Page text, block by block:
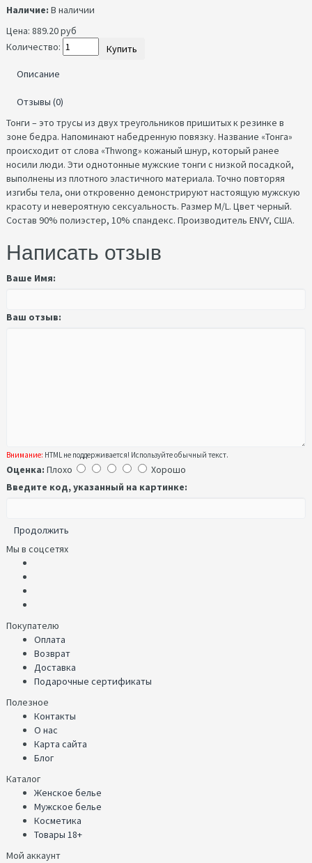
Наличие: В наличии
Цена: 889.20 руб
Количество:
Купить
Описание
Отзывы (0)
Тонги – это трусы из двух треугольников пришитых к резинке в
зоне бедра. Напоминают набедренную повязку. Название «Тонга»
происходит от слова «Thwong» кожаный шнур, который ранее
носили люди. Эти однотонные мужские тонги с низкой посадкой,
выполнены из плотного эластичного материала. Точно повторяя
изгибы тела, они откровенно демонстрируют настоящую мужскую
красоту и невероятную сексуальность. Размер M/L. Цвет черный.
Состав 90% полиэстер, 10% спандекс. Производитель ENVY, США.
Написать отзыв
Ваше Имя:
Ваш отзыв:
Внимание: HTML не поддерживается! Используйте обычный текст.
Оценка: Плохо
Хорошо
Введите код, указанный на картинке:
Продолжить
Мы в соцсетях
Покупателю
Оплата
Возврат
Доставка
Подарочные сертификаты
Полезное
Контакты
О нас
Карта сайта
Блог
Каталог
Женское белье
Мужское белье
Косметика
Товары 18+
Мой аккаунт